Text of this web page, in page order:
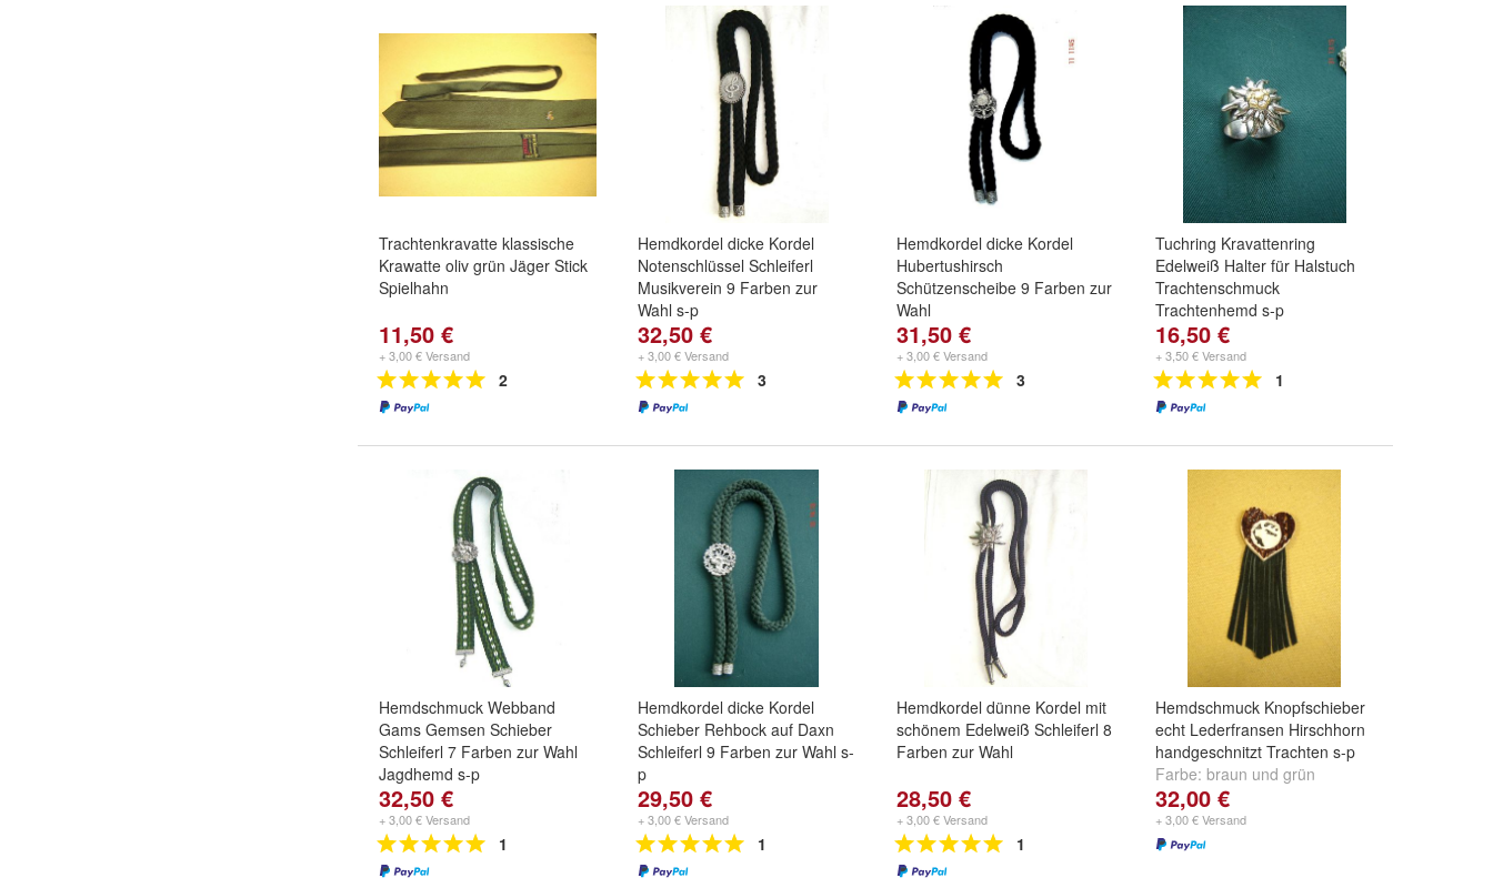
Trachtenkravatte klassische
Krawatte oliv grün Jäger Stick
Spielhahn
11,50 €
+ 3,00 € Versand
2
Hemdkordel dicke Kordel
Notenschlüssel Schleiferl
Musikverein 9 Farben zur
Wahl s-p
32,50 €
+ 3,00 € Versand
3
Hemdkordel dicke Kordel
Hubertushirsch
Schützenscheibe 9 Farben zur
Wahl
31,50 €
+ 3,00 € Versand
3
Tuchring Kravattenring
Edelweiß Halter für Halstuch
Trachtenschmuck
Trachtenhemd s-p
16,50 €
+ 3,50 € Versand
1
Hemdschmuck Webband
Gams Gemsen Schieber
Schleiferl 7 Farben zur Wahl
Jagdhemd s-p
32,50 €
+ 3,00 € Versand
1
Hemdkordel dicke Kordel
Schieber Rehbock auf Daxn
Schleiferl 9 Farben zur Wahl s-
p
29,50 €
+ 3,00 € Versand
1
Hemdkordel dünne Kordel mit
schönem Edelweiß Schleiferl 8
Farben zur Wahl
28,50 €
+ 3,00 € Versand
1
Hemdschmuck Knopfschieber
echt Lederfransen Hirschhorn
handgeschnitzt Trachten s-p
Farbe: braun und grün
32,00 €
+ 3,00 € Versand